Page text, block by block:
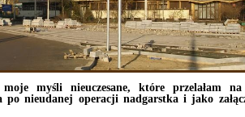
myśli nieuczesane, które przelałam
nieudanej operacji nadgarstka i jako